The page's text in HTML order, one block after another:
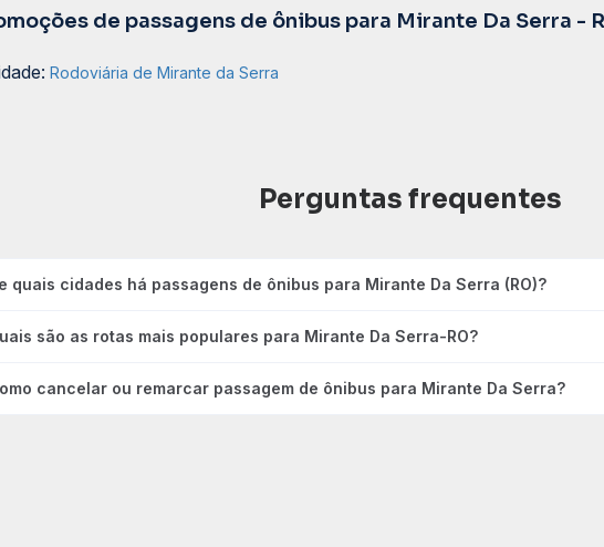
de passagens de ônibus para Mirante Da Serra -
Rodoviária de Mirante da Serra
Perguntas frequentes
quais cidades há passagens de ônibus para Mirante Da Serra (RO)?
são as rotas mais populares para Mirante Da Serra-RO?
cancelar ou remarcar passagem de ônibus para Mirante Da Serra?